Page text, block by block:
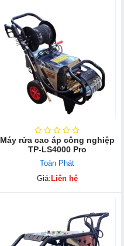
Máy rửa cao áp công nghiệp
TP-LS4000 Pro
Toàn Phát
Giá: Liên hệ